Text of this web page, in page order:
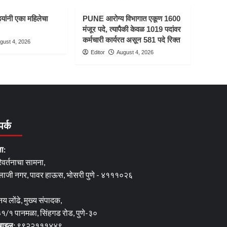
एका महिलेचा
4, 2026
PUNE आरोग्य विभागात एकूण 1600
मंजूर पदे, त्यापैकी केवळ 1019 पदांवर
कर्मचारी कार्यरत असून 581 पदे रिक्त
Editor August 4, 2026
सामना,
नगर, पावर हाऊस, भोसरी पुणे - ४१११०२६
लोंढे, मुख्य संपादक,
१ पानमळा, सिंहगड रोड, पुणे-३०